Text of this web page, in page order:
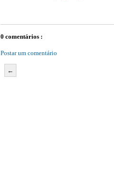
0 comentários :
Postar um comentário
←